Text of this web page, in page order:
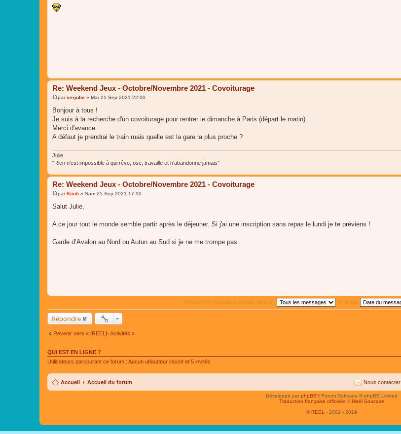
a
g
Re: Weekend Jeux - Octobre/Novembre 2021 - Covoiturage
M
s
s
g
e
parserjulie » Mar 21 Sep 2021 22:00
Bonjour à tous !
Je suis à la recherche d'un covoiturage pour rentrer le dimanche à Paris (départ le matin)
Merci d'avance
A défaut je prendrai le train mais quelle est la gare la plus proche ?
Julie
"Rien n'est impossible à qui rêve, ose, travaille et n'abandonne jamais"
Re: Weekend Jeux - Octobre/Novembre 2021 - Covoiturage
M
e
s
g
parKoub » Sam 25 Sep 2021 17:00
Salut Julie,
A ce jour tout le monde semble partir après le déjeuner. Si j'ai une inscription sans repas le lundi je te préviens !
Garde d’Avalon au Nord ou Autun au Sud si je ne me trompe pas.
Afficher les messages publiés depuis : Trier par
Répondre
Revenir vers « [REEL]- Activités »
QUI EST EN LIGNE ?
Utilisateurs parcourant ce forum : Aucun utilisateur inscrit et 5 invités
Accueil Accueil du forum Nous contacter
Développé parphpBB® Forum Software © phpBB Limited
Traduction française officielle © Maël Soucaze
© REEL - 2002 - 2019